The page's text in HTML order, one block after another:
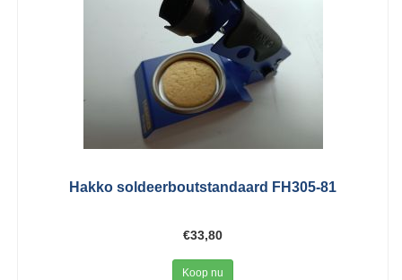
Hakko soldeerboutstandaard FH305-81
€33,80
Koop nu